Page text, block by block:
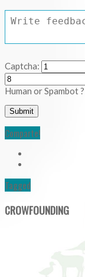
Captcha:
Human or Spambot ?
Comparte!
Tagged
CROWFOUNDING